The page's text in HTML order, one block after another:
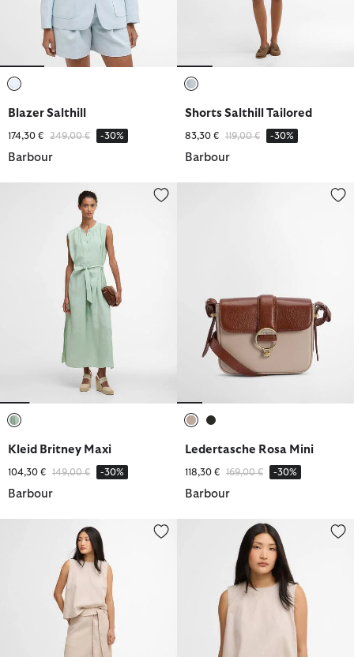
Blazer Salthill
174,30 € Reduziert von
249,00 €bis-30%
Barbour
Shorts Salthill Tailored
83,30 € Reduziert von
119,00 €bis-30%
Barbour
Kleid Britney Maxi
Kleid Britney Maxi
104,30 € Reduziert von
149,00 €bis-30%
Barbour
Ledertasche Rosa Mini
118,30 € Reduziert von
169,00 €bis-30%
Barbour
Rock Gabby Maxi Bluse Josie Sleeveless